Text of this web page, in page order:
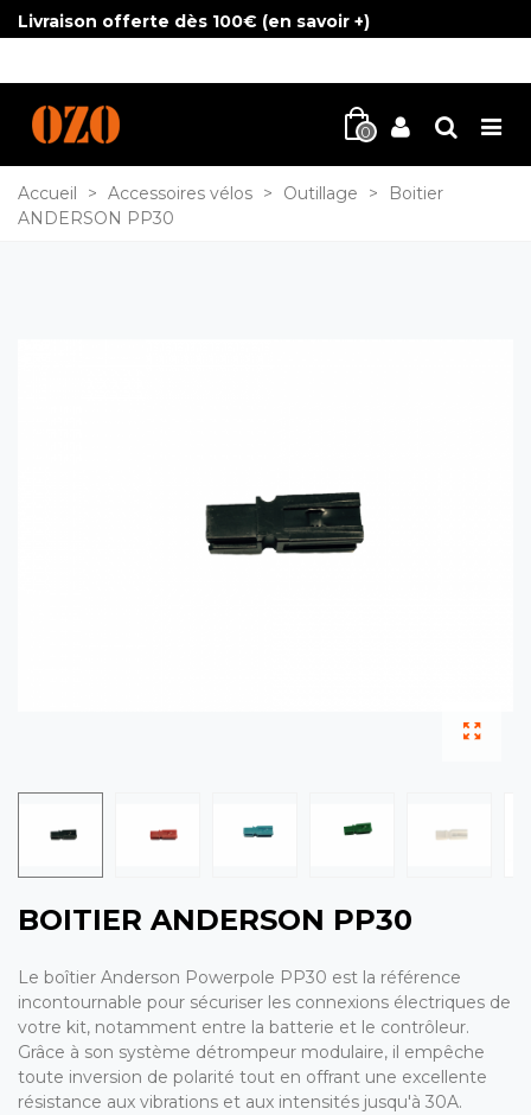
Livraison offerte dès 100€ (en savoir +)
0
Accueil > Accessoires vélos > Outillage >
Boitier
ANDERSON PP30
BOITIER ANDERSON PP30
Le boîtier Anderson Powerpole PP30 est la référence
incontournable pour sécuriser les connexions électriques de
votre kit, notamment entre la batterie et le contrôleur.
Grâce à son système détrompeur modulaire, il empêche
toute inversion de polarité tout en offrant une excellente
résistance aux vibrations et aux intensités jusqu'à 30A.